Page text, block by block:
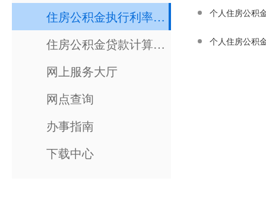
住房公积金执行利率查询
住房公积金贷款计算器（测试版）
网上服务大厅
网点查询
办事指南
下载中心
个人住房公积
个人住房公积